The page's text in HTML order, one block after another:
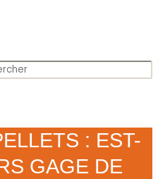
: EST-
GAGE DE